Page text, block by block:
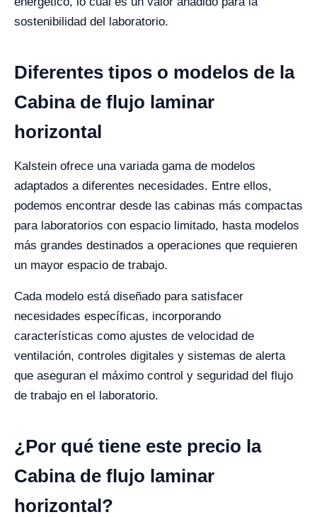
sostenibilidad del laboratorio.
Diferentes tipos o modelos de la
Cabina de flujo laminar
horizontal
Kalstein ofrece una variada gama de modelos
adaptados a diferentes necesidades. Entre ellos,
podemos encontrar desde las cabinas más compactas
para laboratorios con espacio limitado, hasta modelos
más grandes destinados a operaciones que requieren
un mayor espacio de trabajo.
Cada modelo está diseñado para satisfacer
necesidades específicas, incorporando
características como ajustes de velocidad de
ventilación, controles digitales y sistemas de alerta
que aseguran el máximo control y seguridad del flujo
de trabajo en el laboratorio.
¿Por qué tiene este precio la
Cabina de flujo laminar
horizontal?